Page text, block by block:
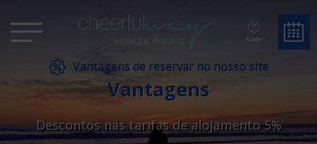
Aceder
Vantagens de reservar no nosso site
Vantagens
Descontos nas tarifas de alojamento 5%